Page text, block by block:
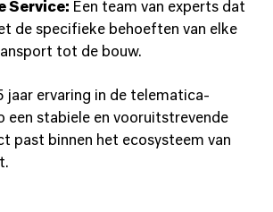
Service: Een team van experts dat
de specifieke behoeften van elke
tot de bouw.
jaar ervaring in de telematica-
een stabiele en vooruitstrevende
past binnen het ecosysteem van